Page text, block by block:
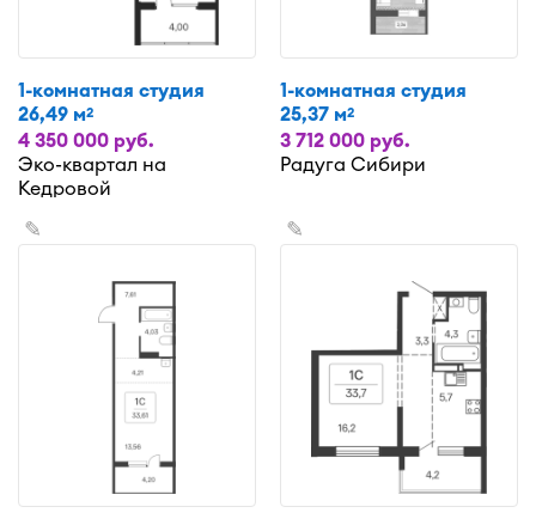
1-комнатная студия
26,49 м2
4 350 000 руб.
Эко-квартал на
Кедровой
1-комнатная студия
25,37 м2
3 712 000 руб.
Радуга Сибири
✎ ✎